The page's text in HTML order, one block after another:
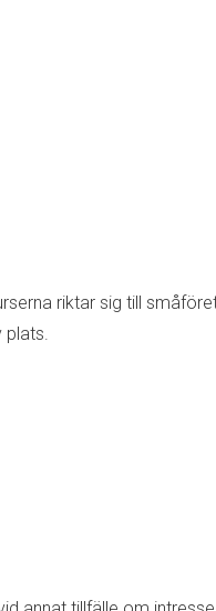
riktar sig till
plats.